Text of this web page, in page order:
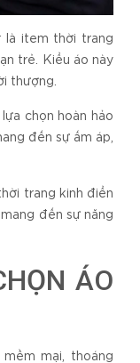
là item thời trang
trẻ. Kiểu áo này
thượng.
chọn hoàn hảo
đến sự ấm áp,
trang kinh điển
đến sự năng
ÁO
mại, thoáng